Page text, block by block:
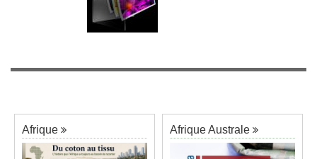
Afrique Afrique Australe